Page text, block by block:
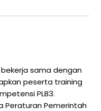
bekerja sama dengan
peserta training
PLB3.
Peraturan Pemerintah